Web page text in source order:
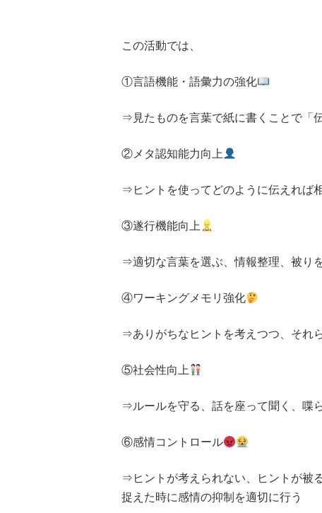
この活動では、
①言語機能・語彙力の強化
⇒見たものを言葉で紙に書くことで「
②メタ認知能力向上
⇒ヒントを使ってどのように伝えれば
③遂行機能向上
⇒適切な言葉を選ぶ、情報整理、被り
④ワーキングメモリ強化
⇒ありがちなヒントを考えつつ、それ
⑤社会性向上
⇒ルールを守る、話を座って聞く、喋
⑥感情コントロール
⇒ヒントが考えられない、ヒントが被
捉えた時に感情の抑制を適切に行う